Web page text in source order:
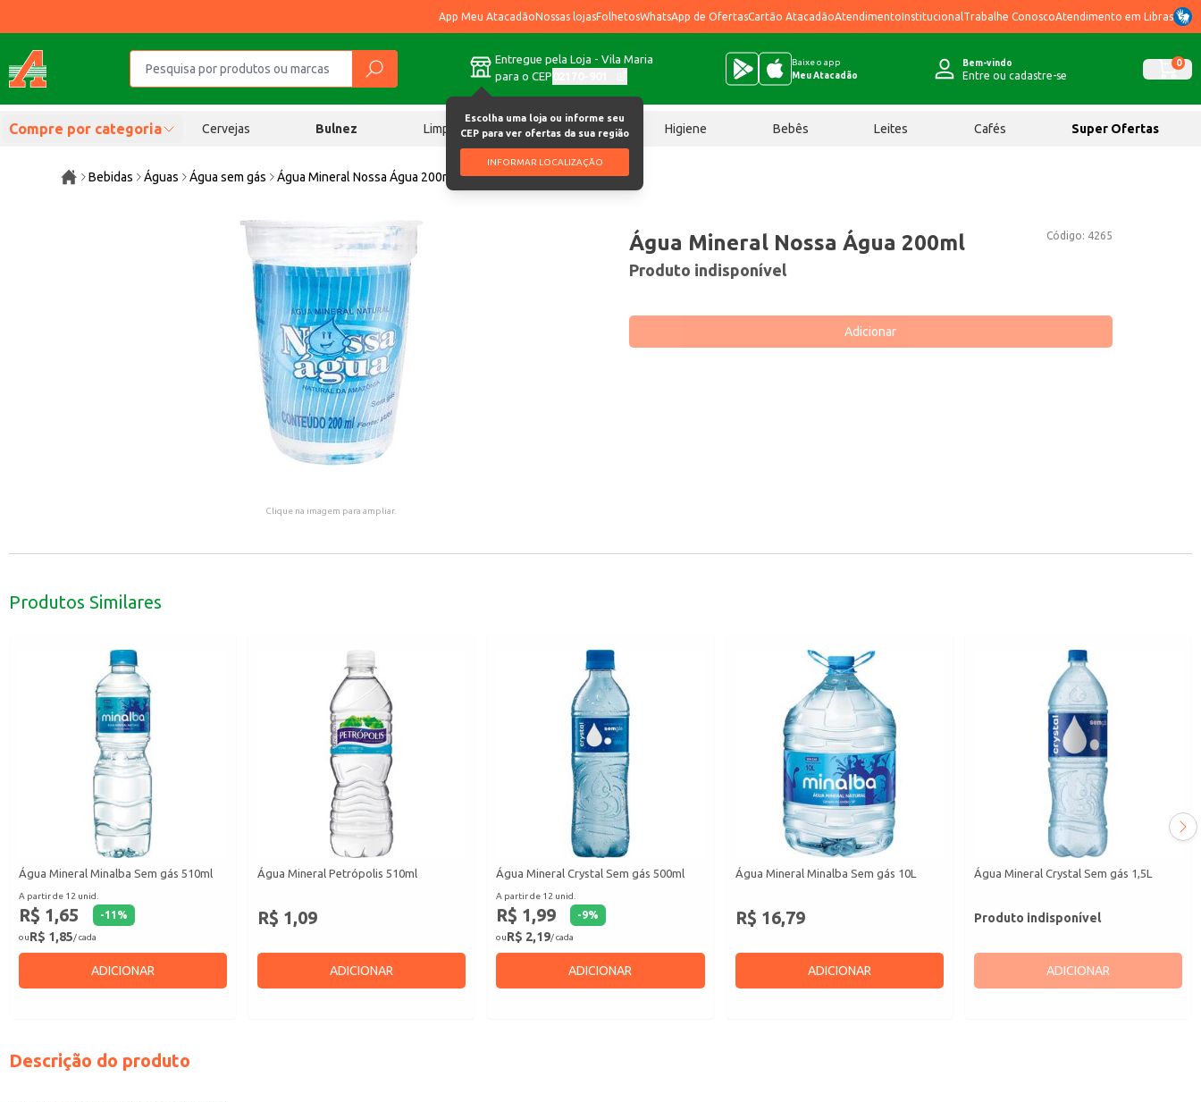
App Meu AtacadãoNossas lojasFolhetosWhatsApp de OfertasCartão AtacadãoAtendimentoInstitucional Trabalhe ConoscoAtendimento em Libras
Entregue pela Loja - Vila Maria
para o CEP
Escolha uma loja ou informe seu
CEP para ver ofertas da sua região
INFORMAR LOCALIZAÇÃO
Baixe o app
Meu Atacadão
Bem-vindo
Entre ou cadastre-se
0
Compre por categoria Cervejas Bulnez Limpeza Chocolates Higiene Bebês Leites Cafés Super Ofertas
Bebidas Águas Água sem gás Água Mineral Nossa Água 200ml
Clique na imagem para ampliar.
Código: 4265
Água Mineral Nossa Água 200ml
Produto indisponível
Adicionar
Produtos Similares
Água Mineral Minalba Sem gás 510ml
A partir de 12 unid.
R$ 1,65 -11 %
ouR$ 1,85/ cada
ADICIONAR
Água Mineral Petrópolis 510ml
R$ 1,09
ADICIONAR
Água Mineral Crystal Sem gás 500ml
A partir de 12 unid.
R$ 1,99 -9%
ouR$ 2,19/ cada
ADICIONAR
Água Mineral Minalba Sem gás 10L
R$ 16,79
ADICIONAR
Água Mineral Crystal Sem gás 1,5L
Produto indisponível
ADICIONAR
Descrição do produto